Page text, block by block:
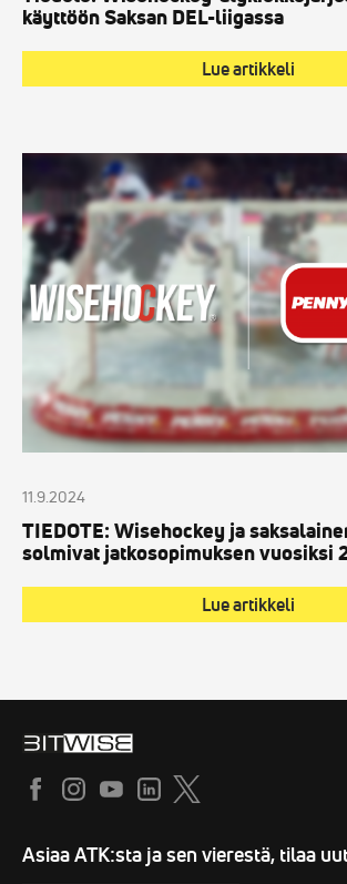
käyttöön Saksan DEL-liigassa
Lue artikkeli
TIEDOTE:
Wisehockey
ja
saksalainen
PENNY
DEL
solmivat
jatkosopimuksen
vuosiksi
2028
11.9.2024
TIEDOTE: Wisehockey ja
solmivat jatkosopimuksen vuosiksi
Lue artikkeli
Asiaa ATK:sta ja sen vierestä, tilaa
Sähköpostiosoite